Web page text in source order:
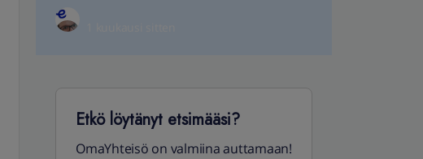
Etkö löytänyt etsimääsi?
OmaYhteisö on valmiina auttamaan!